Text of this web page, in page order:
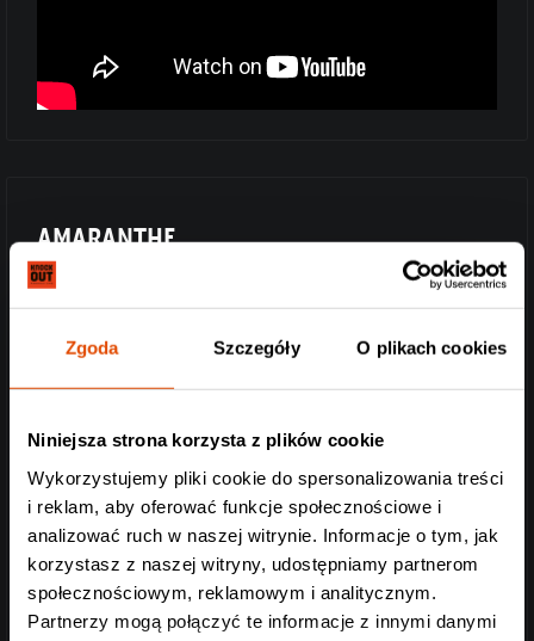
Zgoda Szczegóły O plikach cookies
Niniejsza strona korzysta z plików cookie
Wykorzystujemy pliki cookie do spersonalizowania treści
i reklam, aby oferować funkcje społecznościowe i
analizować ruch w naszej witrynie. Informacje o tym, jak
korzystasz z naszej witryny, udostępniamy partnerom
społecznościowym, reklamowym i analitycznym.
Partnerzy mogą połączyć te informacje z innymi danymi
AMARANTHE
Szwedzi zawsze wiedzą, jak pisać piosenki, by nie można
było się od nich uwolnić. Amaranthe nie jest tu żadnym